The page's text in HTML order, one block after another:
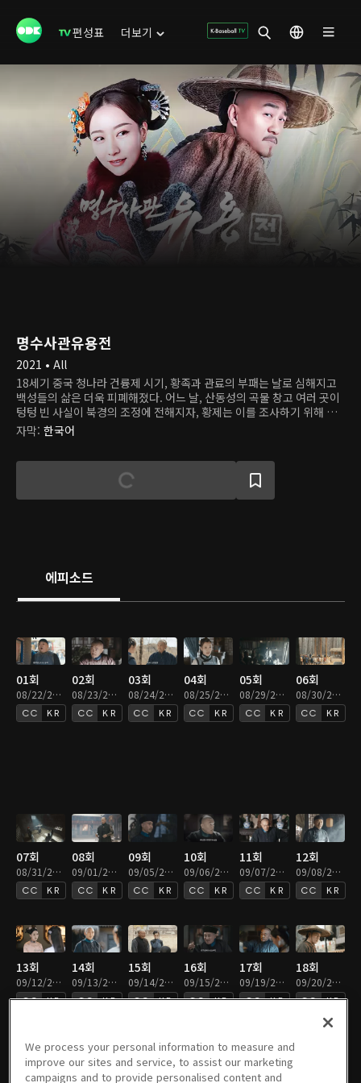
편성표 더보기
명수사관유용전
2021 • All
18세기 중국 청나라 건륭제 시기, 황족과 관료의 부패는 날로 심해지고
백성들의 삶은 더욱 피폐해졌다. 어느 날, 산동성의 곡물 창고 여러 곳이
텅텅 빈 사실이 북경의 조정에 전해지자, 황제는 이를 조사하기 위해 가
장 믿을 만한 심복 유용을 산동에 보낸다. 하지만 유용은 황제가 정한 기
간 동안 사건의 윤곽조차 잡기 못하는데...
자막: 한국어
에피소드
01회
08/22/2022 • 46분
KR
02회
08/23/2022 • 46분
KR
03회
08/24/2022 • 46분
KR
04회
08/25/2022 • 46분
KR
05회
08/29/2022 • 46분
KR
06회
08/30/2022 • 46분
KR
07회
08/31/2022 • 46분
KR
08회
09/01/2022 • 46분
KR
09회
09/05/2022 • 46분
KR
10회
09/06/2022 • 46분
KR
11회
09/07/2022 • 46분
KR
12회
09/08/2022 • 46분
KR
13회
09/12/2022 • 46분
KR
14회
09/13/2022 • 46분
KR
15회
09/14/2022 • 46분
KR
16회
09/15/2022 • 46분
KR
17회
09/19/2022 • 46분
KR
18회
09/20/2022 • 46분
KR
19회 20회 21회 22회 23회
We process your personal information to measure and
improve our sites and service, to assist our marketing
campaigns and to provide personalised content and